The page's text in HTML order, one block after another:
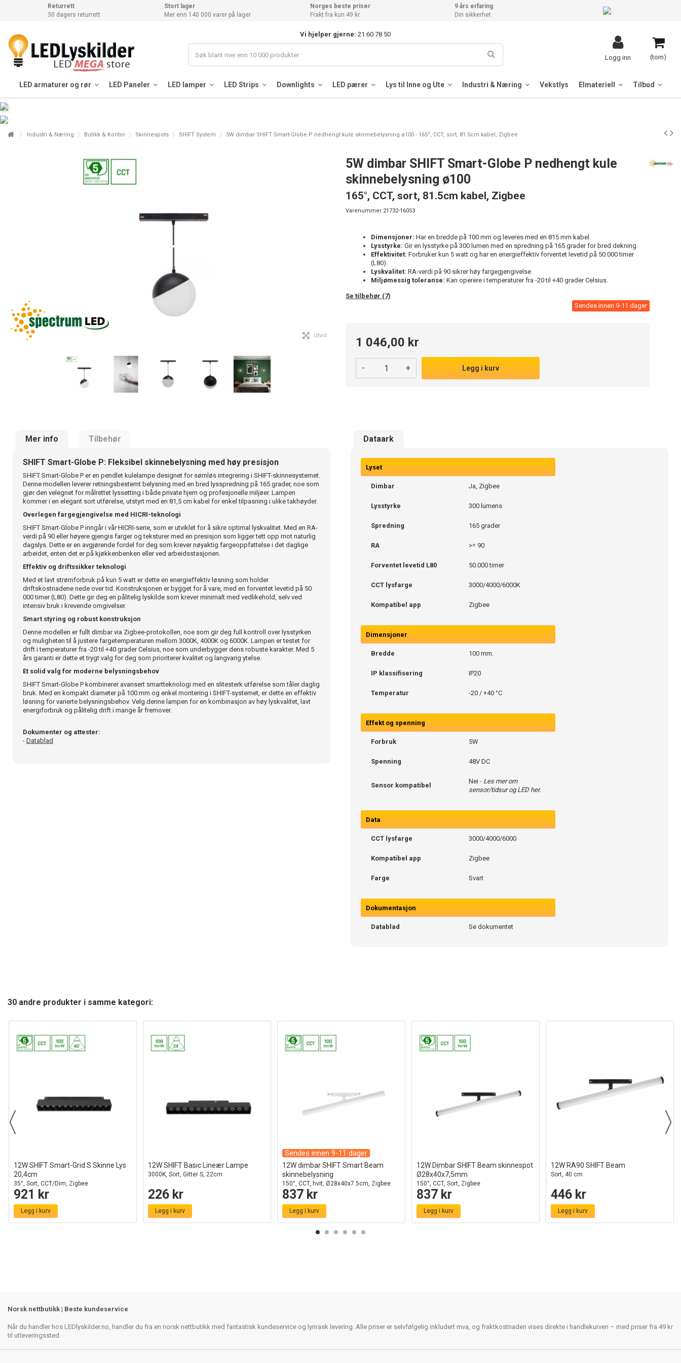
Returrett
30 dagers returrett
Stort lager
Mer enn 140 000 varer på lager
Norges beste priser
Frakt fra kun 49 kr.
9 års erfaring
Din sikkerhet
Vi hjelper gjerne: 21 60 78 50
(tom)
Logg inn
LED armaturer og rør LED Paneler LED lamper LED Strips Downlights LED pærer Lys til Inne og Ute Industri & Næring Vekstlys Elmateriell Tilbud
Industri & Næring Butikk & Kontor Skinnespots SHIFT System 5W dimbar SHIFT Smart-Globe P nedhengt kule skinnebelysning ø100 - 165°, CCT, sort, 81.5cm kabel, Zigbee
Utvid
5W dimbar SHIFT Smart-Globe P nedhengt kule
skinnebelysning ø100
165°, CCT, sort, 81.5cm kabel, Zigbee
Varenummer 21732-16053
Dimensjoner: Har en bredde på 100 mm og leveres med en 815 mm kabel.
Lysstyrke: Gir en lysstyrke på 300 lumen med en spredning på 165 grader for bred dekning.
Effektivitet: Forbruker kun 5 watt og har en energieffektiv forventet levetid på 50.000 timer
(L80).
Lyskvalitet: RA-verdi på 90 sikrer høy fargegjengivelse.
Miljømessig toleranse: Kan operere i temperaturer fra -20 til +40 grader Celsius.
Se tilbehør (7)
Sendes innen 9-11 dager
1 046,00 kr
- + Legg i kurv
Mer info Tilbehør Dataark
SHIFT Smart-Globe P: Fleksibel skinnebelysning med høy presisjon
SHIFT Smart-Globe P er en pendlet kulelampe designet for sømløs integrering i SHIFT-skinnesystemet.
Denne modellen leverer retningsbestemt belysning med en bred lysspredning på 165 grader, noe som
gjør den velegnet for målrettet lyssetting i både private hjem og profesjonelle miljøer. Lampen
kommer i en elegant sort utførelse, utstyrt med en 81,5 cm kabel for enkel tilpasning i ulike takhøyder.
Overlegen fargegjengivelse med HICRI-teknologi
SHIFT Smart-Globe P inngår i vår HICRI-serie, som er utviklet for å sikre optimal lyskvalitet. Med en RA-
verdi på 90 eller høyere gjengis farger og teksturer med en presisjon som ligger tett opp mot naturlig
dagslys. Dette er en avgjørende fordel for deg som krever nøyaktig fargeoppfattelse i det daglige
arbeidet, enten det er på kjøkkenbenken eller ved arbeidsstasjonen.
Effektiv og driftssikker teknologi
Med et lavt strømforbruk på kun 5 watt er dette en energieffektiv løsning som holder
driftskostnadene nede over tid. Konstruksjonen er bygget for å vare, med en forventet levetid på 50
000 timer (L80). Dette gir deg en pålitelig lyskilde som krever minimalt med vedlikehold, selv ved
intensiv bruk i krevende omgivelser.
Smart styring og robust konstruksjon
Denne modellen er fullt dimbar via Zigbee-protokollen, noe som gir deg full kontroll over lysstyrken
og muligheten til å justere fargetemperaturen mellom 3000K, 4000K og 6000K. Lampen er testet for
drift i temperaturer fra -20 til +40 grader Celsius, noe som underbygger dens robuste karakter. Med 5
års garanti er dette et trygt valg for deg som prioriterer kvalitet og langvarig ytelse.
Et solid valg for moderne belysningsbehov
SHIFT Smart-Globe P kombinerer avansert smartteknologi med en slitesterk utførelse som tåler daglig
bruk. Med en kompakt diameter på 100 mm og enkel montering i SHIFT-systemet, er dette en effektiv
løsning for varierte belysningsbehov. Velg denne lampen for en kombinasjon av høy lyskvalitet, lavt
energiforbruk og pålitelig drift i mange år fremover.
Dokumenter og attester:
- Datablad
Lyset
Dimbar Ja, Zigbee
Lysstyrke 300 lumens
Spredning 165 grader
RA >= 90
Forventet levetid L80 50.000 timer
CCT lysfarge 3000/4000/6000K
Kompatibel app Zigbee
Dimensjoner
Bredde 100 mm.
IP klassifisering IP20
Temperatur -20 / +40 °C
Effekt og spenning
Forbruk 5W
Spenning 48V DC
Sensor kompatibel
Nei - Les mer om
sensor/tidsur og LED her.
Data
CCT lysfarge 3000/4000/6000
Kompatibel app Zigbee
Farge Svart
Dokumentasjon
Datablad Se dokumentet
30 andre produkter i samme kategori:
12W SHIFT Smart-Grid S Skinne Lys
20,4cm
35°, Sort, CCT/Dim, Zigbee
921 kr
Legg i kurv
12W SHIFT Basic Lineær Lampe
3000K, Sort, Gitter S, 22cm
226 kr
Legg i kurv
Sendes innen 9-11 dager
12W dimbar SHIFT Smart Beam
skinnebelysning
150°, CCT, hvit, Ø28x40x7.5cm, Zigbee
837 kr
Legg i kurv
12W Dimbar SHIFT Beam skinnespot
Ø28x40x7,5mm
150°, CCT, Sort, Zigbee
837 kr
Legg i kurv
12W RA90 SHIFT Beam
Sort, 40 cm
446 kr
Legg i kurv
Norsk nettbutikk | Beste kundeservice
Når du handler hos LEDlyskilder.no, handler du fra en norsk nettbutikk med fantastisk kundeservice og lynrask levering. Alle priser er selvfølgelig inkludert mva, og fraktkostnaden vises direkte i handlekurven – med priser fra 49 kr
til utleveringssted.